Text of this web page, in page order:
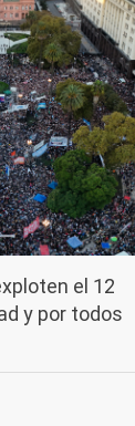
el 12
y por todos